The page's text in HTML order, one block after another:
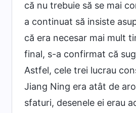
că nu trebuie să se mai
a continuat să insiste
că era necesar mai mult
final, s-a confirmat că
Astfel, cele trei lucrau
Jiang Ning era atât de
sfaturi, desenele ei erau